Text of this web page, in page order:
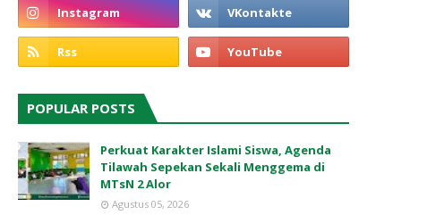
POPULAR POSTS
Perkuat Karakter Islami Siswa, Agenda
Tilawah Sepekan Sekali Menggema di
MTsN 2 Alor
Agustus 05, 2026